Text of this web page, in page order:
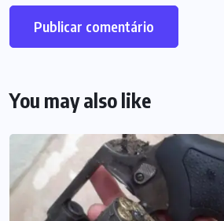
You may also like